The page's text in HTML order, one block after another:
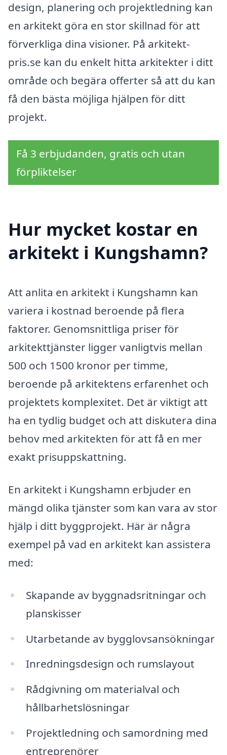
design, planering och projektledning kan
en arkitekt göra en stor skillnad för att
förverkliga dina visioner. På arkitekt-
pris.se kan du enkelt hitta arkitekter i ditt
område och begära offerter så att du kan
få den bästa möjliga hjälpen för ditt
projekt.
Få 3 erbjudanden, gratis och utan
förpliktelser
Hur mycket kostar en
arkitekt i Kungshamn?
Att anlita en arkitekt i Kungshamn kan
variera i kostnad beroende på flera
faktorer. Genomsnittliga priser för
arkitekttjänster ligger vanligtvis mellan
500 och 1500 kronor per timme,
beroende på arkitektens erfarenhet och
projektets komplexitet. Det är viktigt att
ha en tydlig budget och att diskutera dina
behov med arkitekten för att få en mer
exakt prisuppskattning.
En arkitekt i Kungshamn erbjuder en
mängd olika tjänster som kan vara av stor
hjälp i ditt byggprojekt. Här är några
exempel på vad en arkitekt kan assistera
med:
Skapande av byggnadsritningar och
planskisser
Utarbetande av bygglovsansökningar
Inredningsdesign och rumslayout
Rådgivning om materialval och
hållbarhetslösningar
Projektledning och samordning med
entreprenörer